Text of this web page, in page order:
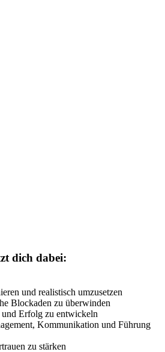
dich dabei:
und realistisch umzusetzen
Blockaden zu überwinden
Erfolg zu entwickeln
Kommunikation und Führung
zu stärken